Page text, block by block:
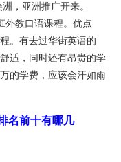
亚洲推广开来。
教口语课程。优点
。有去过华街英语的
适，同时还有昂贵的学
的学费，应该会汗如雨
名前十有哪几